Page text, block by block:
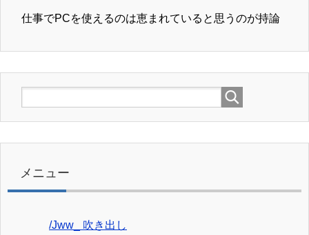
仕事でPCを使えるのは恵まれていると思うのが持論
メニュー
/Jww_ 吹き出し